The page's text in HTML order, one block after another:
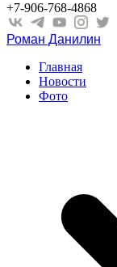
+7-906-768-4868
Роман Данилин
Главная
Новости
Фото